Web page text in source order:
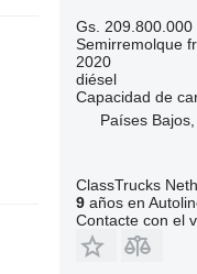
Gs. 209.800.000
Semirremolque
2020
diésel
Capacidad de
Países
ClassTrucks
9años en
Contacte con el